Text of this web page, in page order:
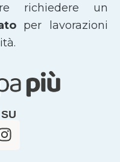
richiedere un
per lavorazioni
I
n